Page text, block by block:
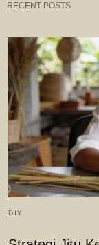
RECENT POSTS
DIY